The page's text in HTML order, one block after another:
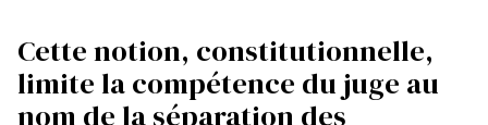
Cette notion, constitutionnelle,
limite la compétence du juge au
nom de la séparation des